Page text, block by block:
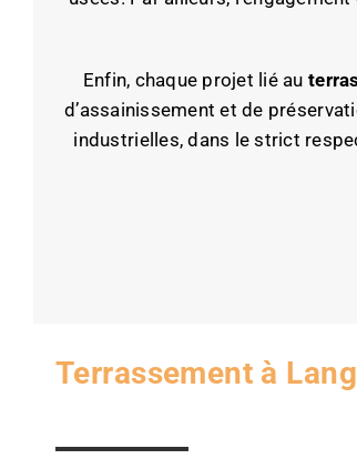
Enfin, chaque projet lié au
d’assainissement et de
industrielles, dans le strict
Terrassement à